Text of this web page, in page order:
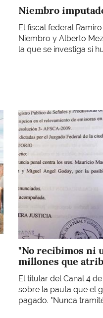
Niembro
El fiscal federal
Niembro y Alberto
la que se investiga si
Imagen
"No recibimos ni
millones que
El titular del Canal 4
sobre la pauta que el
pagado. "Nunca